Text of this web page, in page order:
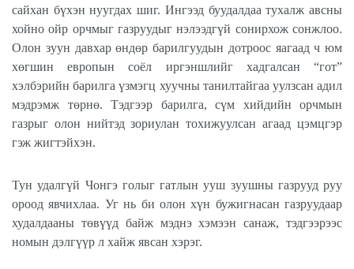
сайхан бүхэн нуугдах шиг. Ингээд буудалдаа тухалж авсны
хойно ойр орчмыг газруудыг нэлээдгүй сонирхож сонжлоо.
Олон зуун давхар өндөр барилгуудын дотроос яагаад ч юм
хөгшин европын соёл иргэншлийг хадгалсан “гот”
хэлбэрийн барилга үзмэгц хуучны танилтайгаа уулзсан адил
мэдрэмж төрнө. Тэдгээр барилга, сүм хийдийн орчмын
газрыг олон нийтэд зориулан тохижуулсан агаад цэмцгэр
гэж жигтэйхэн.
Тун удалгүй Чонгэ голыг гатлын ууш зуушны газрууд руу
ороод явчихлаа. Уг нь би олон хүн бужигнасан газруудаар
худалдааны төвүүд байж мэднэ хэмээн санаж, тэдгээрээс
номын дэлгүүр л хайж явсан хэрэг.